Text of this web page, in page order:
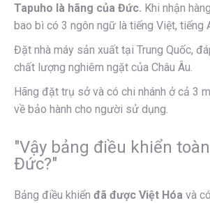
Tapuho là hãng của Đức. Khi nhận
bao bì có 3 ngôn ngữ là tiếng Việt, tiếng
Đặt nhà máy sản xuất tại Trung Quốc,
chất lượng nghiêm ngặt của Châu Âu.
Hãng đặt trụ sở và có chi nhánh ở cả 3
về bảo hành cho người sử dụng.
"Vậy bảng điều khiển
Đức?"
Bảng điều khiển đã được Việt Hóa và